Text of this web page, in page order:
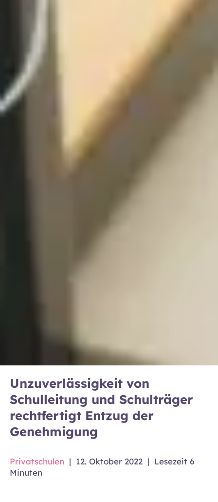
Unzuverlässigkeit von
Schulleitung und Schulträger
rechtfertigt Entzug der
Genehmigung
Privatschulen | 12. Oktober 2022 | Lesezeit 6
Minuten